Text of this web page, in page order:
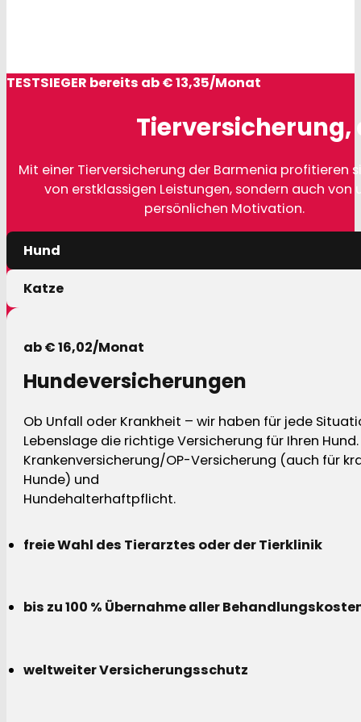
TESTSIEGER bereits ab € 13,35/Monat
Tierversicherung,
Mit einer Tierversicherung der Barmenia profitieren
von erstklassigen Leistungen, sondern auch von
persönlichen Motivation.
Hund
Katze
ab € 16,02/Monat
Hundeversicherungen
Ob Unfall oder Krankheit – wir haben für jede
Lebenslage die richtige Versicherung für Ihren Hund.
Krankenversicherung/OP-Versicherung (auch für
Hunde) und
Hundehalterhaftpflicht.
freie Wahl des Tierarztes oder der Tierklinik
bis zu 100 % Übernahme aller
weltweiter Versicherungsschutz